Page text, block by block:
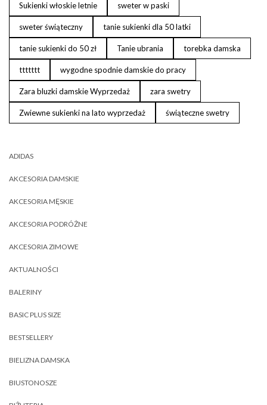
Sukienki włoskie letnie sweter w paski
sweter świąteczny tanie sukienki dla 50 latki
tanie sukienki do 50 zł Tanie ubrania torebka damska
ttttttt wygodne spodnie damskie do pracy
Zara bluzki damskie Wyprzedaż zara swetry
Zwiewne sukienki na lato wyprzedaż świąteczne swetry
ADIDAS
AKCESORIA DAMSKIE
AKCESORIA MĘSKIE
AKCESORIA PODRÓŻNE
AKCESORIA ZIMOWE
AKTUALNOŚCI
BALERINY
BASIC PLUS SIZE
BESTSELLERY
BIELIZNA DAMSKA
BIUSTONOSZE